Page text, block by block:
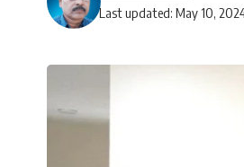
Last updated: May 10,